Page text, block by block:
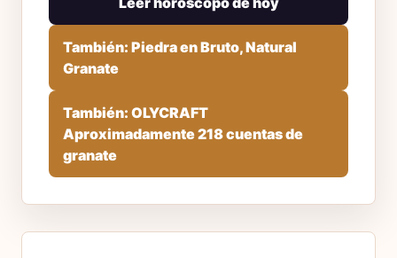
También: Piedra en Bruto, Natural
Granate
También: OLYCRAFT
Aproximadamente 218 cuentas de
granate